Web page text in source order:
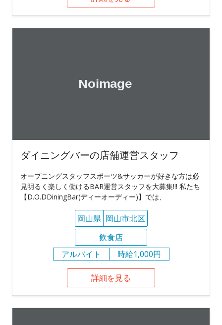
ダイニングバーの店舗運営スタッフ
オープニングスタッフスポーツ&サッカーが好きな方は必
見明るく楽しく働けるBAR運営スタッフを大募集!!! 私たち
【D.O.DDiningBar(ディーオーディー)】では、
岡山県 岡山市北区
飲食店
アルバイト
時給1,000円
詳細を見る